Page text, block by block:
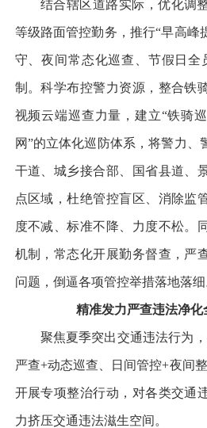
结合辖区道路实际，优化调
等级路面管控勤务，推行“早高峰
守、夜间常态化巡查、节假日全
制。科学布控警力资源，整合铁
视频云端巡查力量，建立“铁骑
网”的立体化巡防体系，将警力、
干道、城乡接合部、国省县道、
点区域，杜绝管控盲区、消除监
度不减、标准不降、力度不松。
机制，常态化开展勤务督查，严
问题，倒逼各项管控举措落地落细
精准发力严查违法净化
聚焦夏季突出交通违法行为
严查+动态巡查、日间管控+夜间
开展专项整治行动，对各类交通
力挤压交通违法滋生空间。